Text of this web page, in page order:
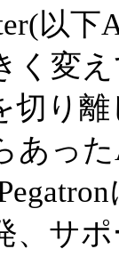
以下
く変
り
あっ
、サ